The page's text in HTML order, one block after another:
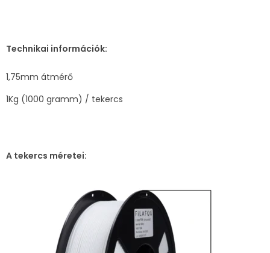
Technikai információk:
1,75mm átmérő
1Kg (1000 gramm) / tekercs
A tekercs méretei: